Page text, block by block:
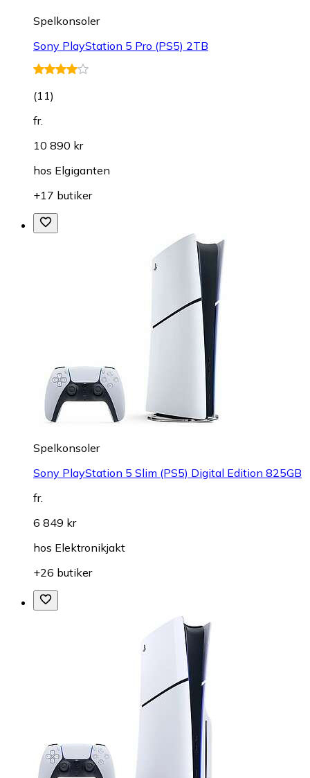
Spelkonsoler
Sony PlayStation 5 Pro (PS5) 2TB
(11)
fr.
10 890 kr
hos Elgiganten
+17 butiker
Spelkonsoler
Sony PlayStation 5 Slim (PS5) Digital Edition 825GB
fr.
6 849 kr
hos Elektronikjakt
+26 butiker